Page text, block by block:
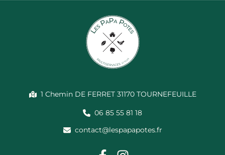
1 Chemin DE FERRET 31170 TOURNEFEUILLE
06 85 55 81 18
contact@lespapapotes.fr